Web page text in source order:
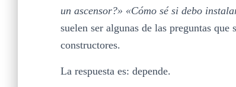
un ascensor?» «Cómo sé si debo
suelen ser algunas de las preguntas
constructores.
La respuesta es: depende.